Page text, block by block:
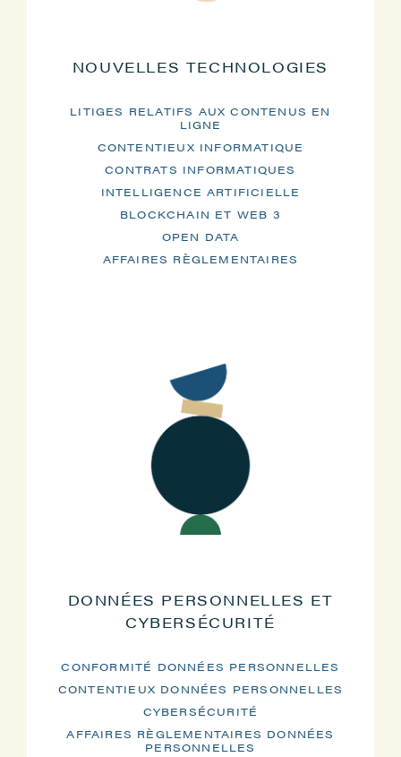
NOUVELLES TECHNOLOGIES
LITIGES RELATIFS AUX CONTENUS EN
LIGNE
CONTENTIEUX INFORMATIQUE
CONTRATS INFORMATIQUES
INTELLIGENCE ARTIFICIELLE
BLOCKCHAIN ET WEB 3
OPEN DATA
AFFAIRES RÈGLEMENTAIRES
DONNÉES PERSONNELLES ET
CYBERSÉCURITÉ
CONFORMITÉ DONNÉES PERSONNELLES
CONTENTIEUX DONNÉES PERSONNELLES
CYBERSÉCURITÉ
AFFAIRES RÈGLEMENTAIRES DONNÉES
PERSONNELLES